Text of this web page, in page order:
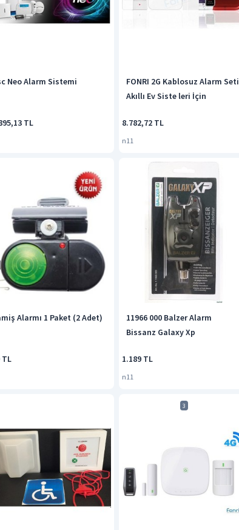
Neo Alarm Sistemi
TL
FONRI 2G Kablosuz Alarm Seti
Akıllı Ev Siste leri İçin
8.782,72 TL
n11
Alarmı 1 Paket (2 Adet)
TL
11966 000 Balzer Alarm
Bissanz Galaxy Xp
1.189 TL
n11
3